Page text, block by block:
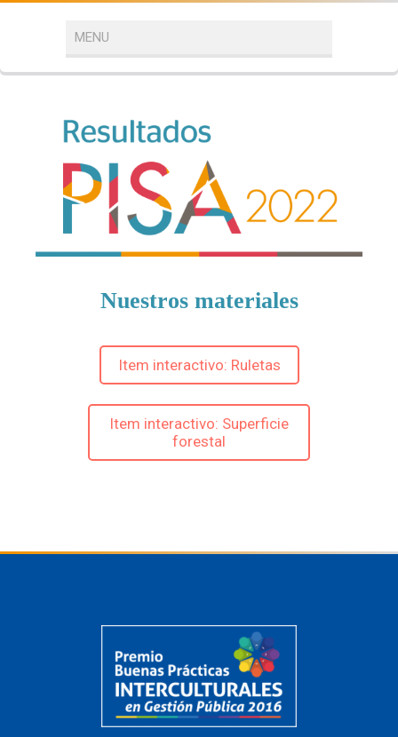
Nuestros materiales
Item interactivo: Ruletas
Item interactivo: Superficie
forestal